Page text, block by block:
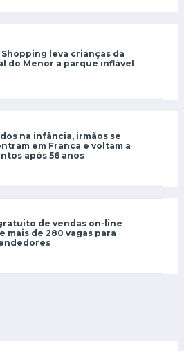
Shopping leva crianças da
do Menor a parque inflável
na infância, irmãos se
em Franca e voltam a
após 56 anos
de vendas on-line
mais de 280 vagas para